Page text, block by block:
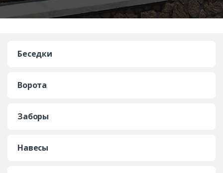
Беседки
Ворота
Заборы
Навесы